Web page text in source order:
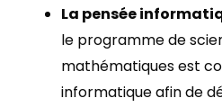
La pensée
le programme de
mathématiques est
informatique afin de